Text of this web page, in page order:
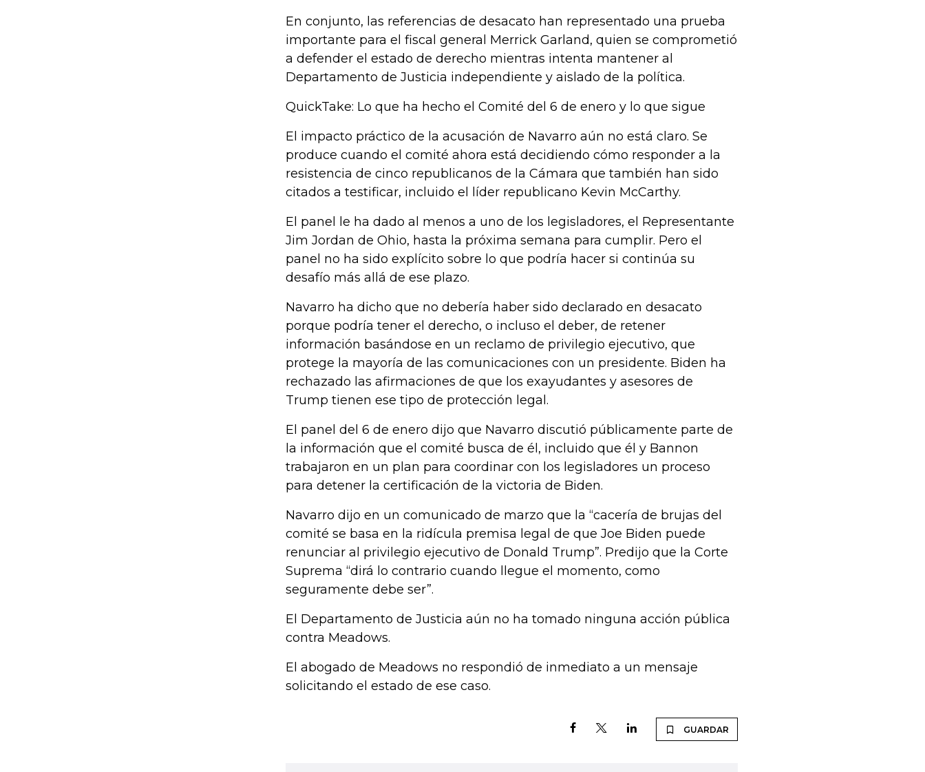
En conjunto, las referencias de desacato han representado una prueba
importante para el fiscal general Merrick Garland, quien se comprometió
a defender el estado de derecho mientras intenta mantener al
Departamento de Justicia independiente y aislado de la política.
QuickTake: Lo que ha hecho el Comité del 6 de enero y lo que sigue
El impacto práctico de la acusación de Navarro aún no está claro. Se
produce cuando el comité ahora está decidiendo cómo responder a la
resistencia de cinco republicanos de la Cámara que también han sido
citados a testificar, incluido el líder republicano Kevin McCarthy.
El panel le ha dado al menos a uno de los legisladores, el Representante
Jim Jordan de Ohio, hasta la próxima semana para cumplir. Pero el
panel no ha sido explícito sobre lo que podría hacer si continúa su
desafío más allá de ese plazo.
Navarro ha dicho que no debería haber sido declarado en desacato
porque podría tener el derecho, o incluso el deber, de retener
información basándose en un reclamo de privilegio ejecutivo, que
protege la mayoría de las comunicaciones con un presidente. Biden ha
rechazado las afirmaciones de que los exayudantes y asesores de
Trump tienen ese tipo de protección legal.
El panel del 6 de enero dijo que Navarro discutió públicamente parte de
la información que el comité busca de él, incluido que él y Bannon
trabajaron en un plan para coordinar con los legisladores un proceso
para detener la certificación de la victoria de Biden.
Navarro dijo en un comunicado de marzo que la “cacería de brujas del
comité se basa en la ridícula premisa legal de que Joe Biden puede
renunciar al privilegio ejecutivo de Donald Trump”. Predijo que la Corte
Suprema “dirá lo contrario cuando llegue el momento, como
seguramente debe ser”.
El Departamento de Justicia aún no ha tomado ninguna acción pública
contra Meadows.
El abogado de Meadows no respondió de inmediato a un mensaje
solicitando el estado de ese caso.
GUARDAR